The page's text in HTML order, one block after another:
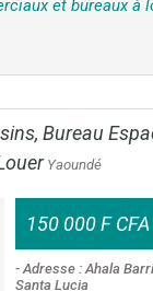
et bureaux à
Bureau
Yaoundé
150 000 F CFA
- Adresse : Ahala
Santa Lucia